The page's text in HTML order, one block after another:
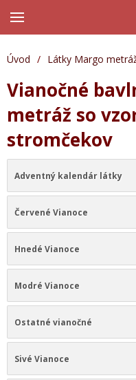
Úvod / Látky Margo
Vianočné
metráž so
stromčekov
Adventný kalendár látky
Červené Vianoce
Hnedé Vianoce
Modré Vianoce
Ostatné vianočné
Sivé Vianoce